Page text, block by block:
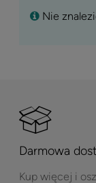
Nie
Darmowa
Kup więcej i